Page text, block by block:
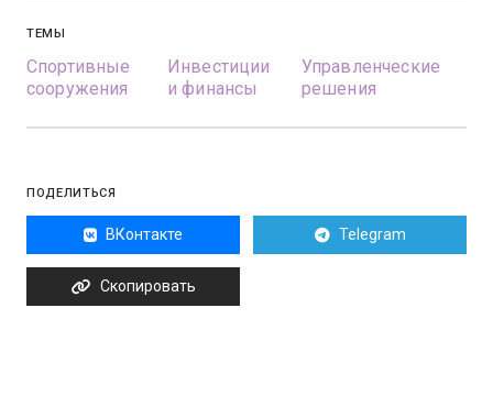
ТЕМЫ
Спортивные
сооружения
Инвестиции
и финансы
Управленческие
решения
ПОДЕЛИТЬСЯ
ВКонтакте Telegram
Скопировать